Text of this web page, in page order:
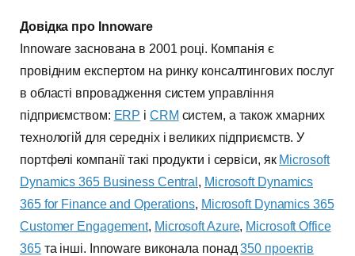
Довідка про Innoware
Innoware заснована в 2001 році. Компанія є
провідним експертом на ринку консалтингових послуг
в області впровадження систем управління
підприємством: ERP і CRM систем, а також хмарних
технологій для середніх і великих підприємств. У
портфелі компанії такі продукти і сервіси, як Microsoft
Dynamics 365 Business Central , Microsoft Dynamics
365 for Finance and Operations, Місrosoft Dynamics 365
Customer Engagement, Microsoft Azure, Microsoft Office
365та інші. Innoware виконала понад350 проектів